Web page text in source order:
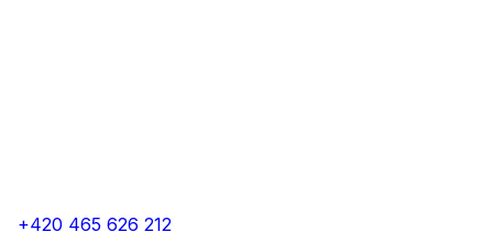
+420 465 626 212